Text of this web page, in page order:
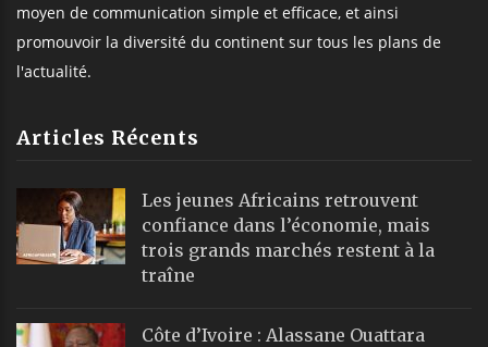
moyen de communication simple et efficace, et ainsi
promouvoir la diversité du continent sur tous les plans de
l'actualité.
Articles Récents
Les jeunes Africains retrouvent
confiance dans l’économie, mais
trois grands marchés restent à la
traîne
Côte d’Ivoire : Alassane Ouattara